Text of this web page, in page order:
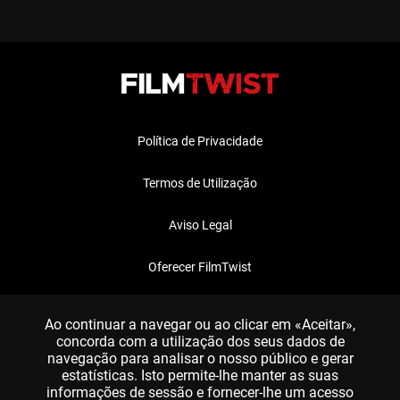
Política de Privacidade
Termos de Utilização
Aviso Legal
Oferecer FilmTwist
Ao continuar a navegar ou ao clicar em «Aceitar»,
concorda com a utilização dos seus dados de
navegação para analisar o nosso público e gerar
estatísticas. Isto permite-lhe manter as suas
informações de sessão e fornecer-lhe um acesso